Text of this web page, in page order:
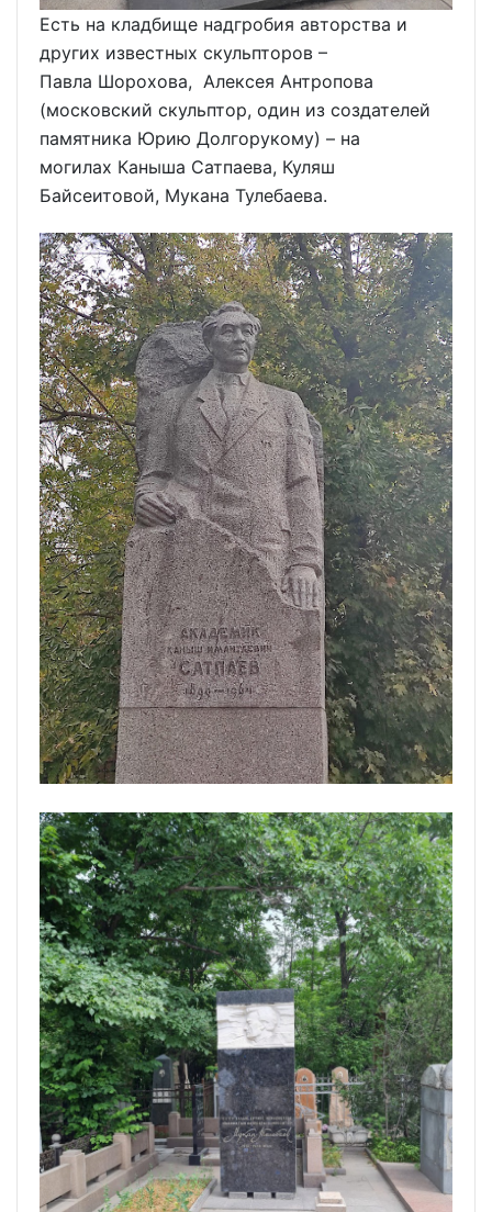
Есть на кладбище надгробия авторства и
других известных скульпторов –
Павла Шорохова, Алексея Антропова
(московский скульптор, один из создателей
памятника Юрию Долгорукому) – на
могилах Каныша Сатпаева, Куляш
Байсеитовой, Мукана Тулебаева.